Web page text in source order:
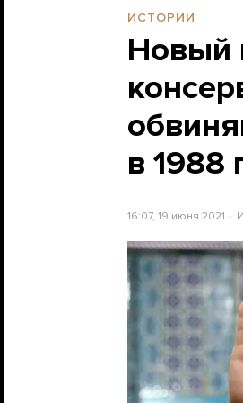
ИСТОРИИ
Новый
в 1988
16:07, 19 июня 2021